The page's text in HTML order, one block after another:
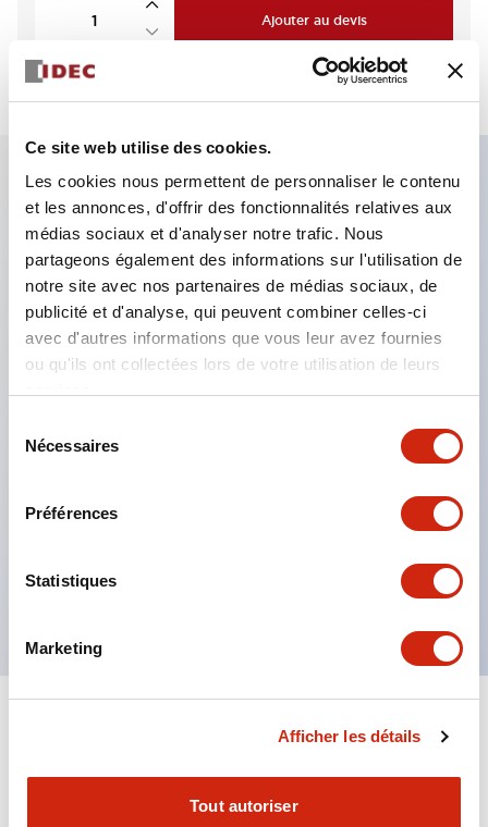
Ce site web utilise des cookies.
Les cookies nous permettent de personnaliser le contenu
et les annonces, d'offrir des fonctionnalités relatives aux
médias sociaux et d'analyser notre trafic. Nous
partageons également des informations sur l'utilisation de
notre site avec nos partenaires de médias sociaux, de
publicité et d'analyse, qui peuvent combiner celles-ci
avec d'autres informations que vous leur avez fournies
ou qu'ils ont collectées lors de votre utilisation de leurs
Nécessaires
Préférences
Statistiques
Marketing
Afficher les détails
Tout autoriser
Ajouter au devis
Caractéristiques clés
Le montage en groupe serré est possible, et le
montage/démontage de l’unité de contact est
également facile même lors du montage en groupe
serré.
Structure séparée adoptant un mécanisme de
levier de verrouillage amovible par baïonnette.
La structure de protection est de type résistant
aux jets d’eau, IP65 (IEC 60529). (Le buzzer est
Produits certifiés UL, CSA et conformes aux
normes EN. (Sauf buzzer)
Catalogues Et Brochures